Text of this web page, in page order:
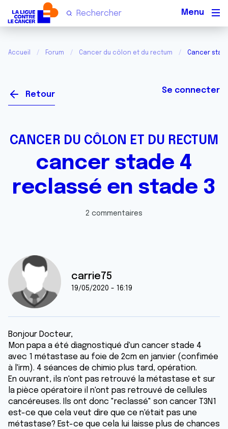
Accueil Forum Cancer du côlon et du rectum Cancer
Retour Se connecter
CANCER DU CÔLON ET DU RECTUM
cancer stade 4
reclassé en stade 3
2 commentaires
carrie75
19/05/2020 - 16:19
Bonjour Docteur,
Mon papa a été diagnostiqué d'un cancer stade 4
avec 1 métastase au foie de 2cm en janvier (confimée
à l'irm). 4 séances de chimio plus tard, opération.
En ouvrant, ils n'ont pas retrouvé la métastase et sur
la pièce opératoire il n'ont pas retrouvé de cellules
cancéreuses. Ils ont donc "reclassé" son cancer T3N1
est-ce que cela veut dire que ce n'était pas une
métastase? Est-ce que cela lui laisse plus de chances